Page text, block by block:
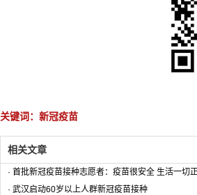
关键词：新冠疫苗
相关文章
· 首批新冠疫苗接种志愿者：疫苗很安全 生活一切
· 武汉启动60岁以上人群新冠疫苗接种